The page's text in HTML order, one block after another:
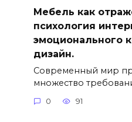
Мебель как
психология
эмоционального
дизайн.
Современный мир
множество
0 91